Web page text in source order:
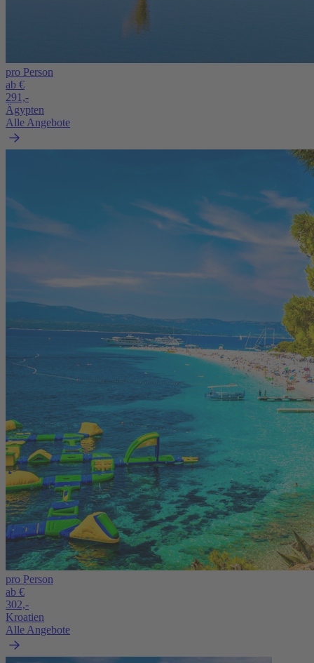
pro Person
ab €
291,-
Ägypten
Alle Angebote
pro Person
ab €
302,-
Kroatien
Alle Angebote